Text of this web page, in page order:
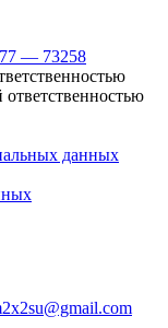
77 — 73258
данных